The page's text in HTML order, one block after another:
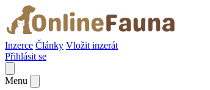
Inzerce Články Vložit inzerát
Přihlásit se
Menu